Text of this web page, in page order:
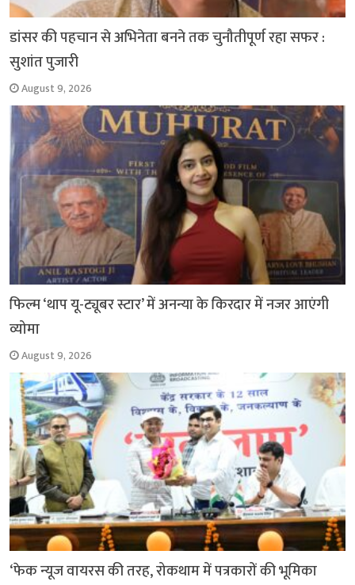
डांसर की पहचान से अभिनेता बनने तक चुनौतीपूर्ण रहा सफर :
सुशांत पुजारी
August 9, 2026
फिल्म ‘थाप यू-ट्यूबर स्टार’ में अनन्या के किरदार में नजर आएंगी
व्योमा
August 9, 2026
‘फेक न्यूज वायरस की तरह, रोकथाम में पत्रकारों की भूमिका